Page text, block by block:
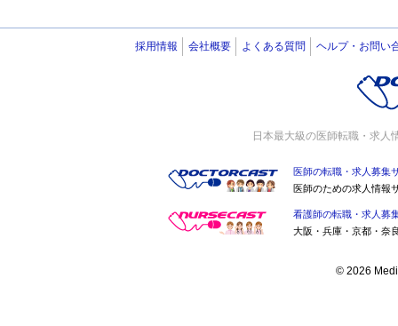
採用情報 会社概要 よくある質問 ヘルプ・お問い
日本最大級の医師転職・求人
医師の転職・求人募集
医師のための求人情報
看護師の転職・求人募
大阪・兵庫・京都・奈
© 2026